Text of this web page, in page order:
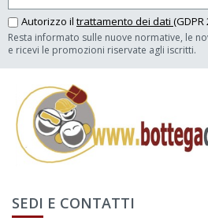
Autorizzo il trattamento dei dati
Resta informato sulle nuove normative, le
e ricevi le promozioni riservate agli iscritti.
SEDI E CONTATTI